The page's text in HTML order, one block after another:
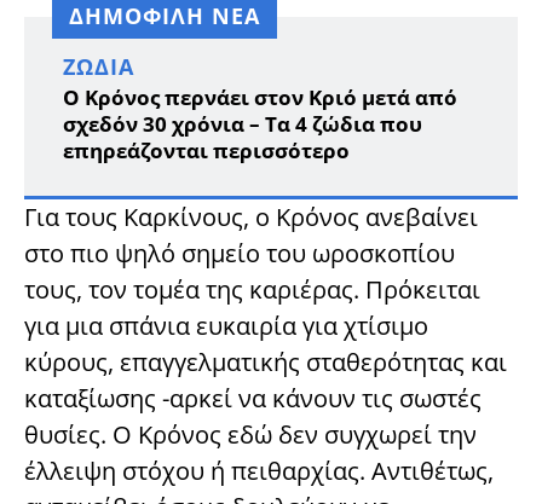
ΔΗΜΟΦΙΛΗ ΝΕΑ
ΖΏΔΙΑ
Ο Κρόνος περνάει στον Κριό μετά από
σχεδόν 30 χρόνια – Τα 4 ζώδια που
επηρεάζονται περισσότερο
Για τους Καρκίνους, ο Κρόνος ανεβαίνει
στο πιο ψηλό σημείο του ωροσκοπίου
τους, τον τομέα της καριέρας. Πρόκειται
για μια σπάνια ευκαιρία για χτίσιμο
κύρους, επαγγελματικής σταθερότητας και
καταξίωσης -αρκεί να κάνουν τις σωστές
θυσίες. Ο Κρόνος εδώ δεν συγχωρεί την
έλλειψη στόχου ή πειθαρχίας. Αντιθέτως,